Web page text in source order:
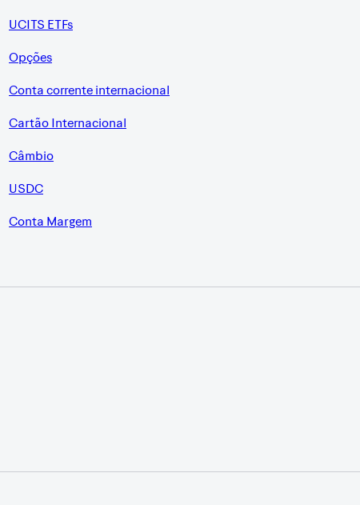
UCITS ETFs
Opções
Conta corrente internacional
Cartão Internacional
Câmbio
USDC
Conta Margem